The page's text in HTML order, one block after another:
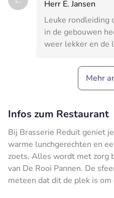
Herr E. Jansen
Leuke rondleiding
in de gebouwen
weer lekker en de
Mehr
Infos zum Restaurant
Bij Brasserie Reduit geniet
warme lunchgerechten en
zoets. Alles wordt met zorg
van De Rooi Pannen. De
meteen dat dit de plek is